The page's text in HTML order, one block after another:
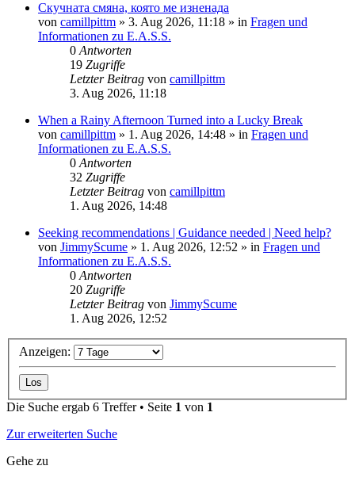
Скучната смяна, която ме изненада
von camillpittm » 3. Aug 2026, 11:18 » in Fragen und
Informationen zu E.A.S.S.
0Antworten
19 Zugriffe
Letzter Beitrag von camillpittm
3. Aug 2026, 11:18
When a Rainy Afternoon Turned into a Lucky Break
von camillpittm » 1. Aug 2026, 14:48 » in Fragen und
Informationen zu E.A.S.S.
0Antworten
32 Zugriffe
Letzter Beitrag von camillpittm
1. Aug 2026, 14:48
Seeking recommendations | Guidance needed | Need help?
von JimmyScume » 1. Aug 2026, 12:52 » in Fragen und
Informationen zu E.A.S.S.
0Antworten
20 Zugriffe
Letzter Beitrag von JimmyScume
1. Aug 2026, 12:52
Anzeigen:
Die Suche ergab 6 Treffer • Seite 1 von 1
Zur erweiterten Suche
Gehe zu